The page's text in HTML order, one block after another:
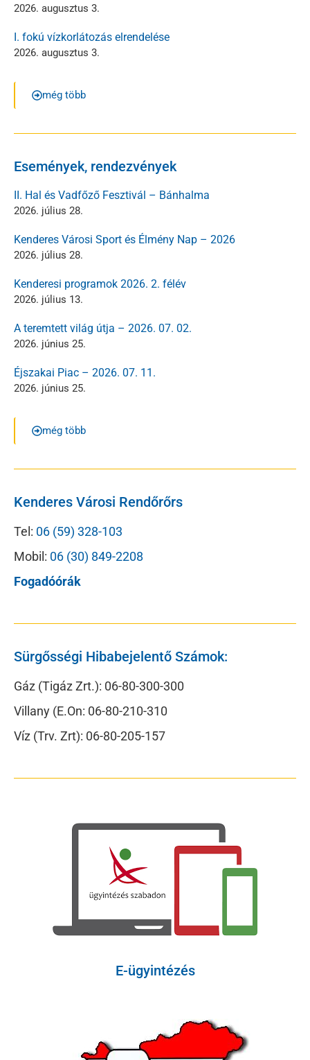
2026. augusztus 3.
I. fokú vízkorlátozás elrendelése
2026. augusztus 3.
még több
Események, rendezvények
II. Hal és Vadfőző Fesztivál – Bánhalma
2026. július 28.
Kenderes Városi Sport és Élmény Nap – 2026
2026. július 28.
Kenderesi programok 2026. 2. félév
2026. július 13.
A teremtett világ útja – 2026. 07. 02.
2026. június 25.
Éjszakai Piac – 2026. 07. 11.
2026. június 25.
még több
Kenderes Városi Rendőrőrs
Tel: 06 (59) 328-103
Mobil: 06 (30) 849-2208
Fogadóórák
Sürgősségi Hibabejelentő Számok:
Gáz (Tigáz Zrt.): 06-80-300-300
Villany (E.On: 06-80-210-310
Víz (Trv. Zrt): 06-80-205-157
E-ügyintézés